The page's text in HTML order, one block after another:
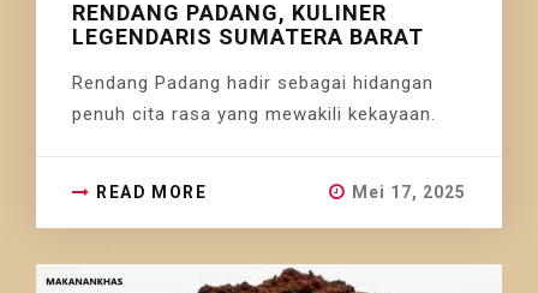
RENDANG PADANG, KULINER
LEGENDARIS SUMATERA BARAT
Rendang Padang hadir sebagai hidangan
penuh cita rasa yang mewakili kekayaan.
READ MORE Mei 17, 2025